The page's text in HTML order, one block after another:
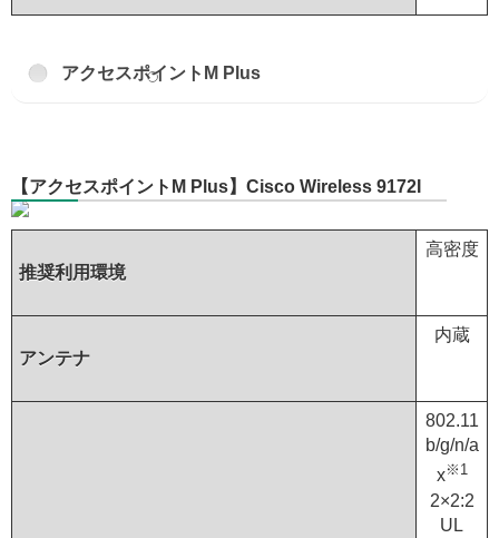
アクセスポイントM Plus
【アクセスポイントM Plus】Cisco Wireless 9172I
推奨利用環境
高密度
アンテナ
内蔵
802.11
b/g/n/a
x※1
2×2:2
UL